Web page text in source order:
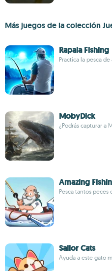
Más juegos de la colección
Rapala Fishing
Practica la pesca
MobyDick
¿Podrás capturar a
Amazing
Pesca tantos peces
Sailor Cats
Ayuda a este gato